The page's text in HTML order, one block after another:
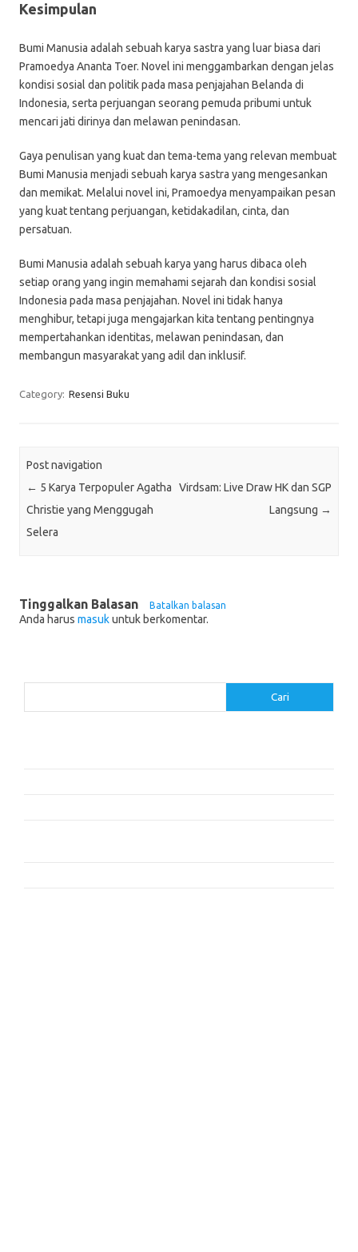
Kesimpulan
Bumi Manusia adalah sebuah karya sastra yang luar biasa dari
Pramoedya Ananta Toer. Novel ini menggambarkan dengan jelas
kondisi sosial dan politik pada masa penjajahan Belanda di
Indonesia, serta perjuangan seorang pemuda pribumi untuk
mencari jati dirinya dan melawan penindasan.
Gaya penulisan yang kuat dan tema-tema yang relevan membuat
Bumi Manusia menjadi sebuah karya sastra yang mengesankan
dan memikat. Melalui novel ini, Pramoedya menyampaikan pesan
yang kuat tentang perjuangan, ketidakadilan, cinta, dan
persatuan.
Bumi Manusia adalah sebuah karya yang harus dibaca oleh
setiap orang yang ingin memahami sejarah dan kondisi sosial
Indonesia pada masa penjajahan. Novel ini tidak hanya
menghibur, tetapi juga mengajarkan kita tentang pentingnya
mempertahankan identitas, melawan penindasan, dan
membangun masyarakat yang adil dan inklusif.
Category: Resensi Buku
Post navigation
← 5 Karya Terpopuler Agatha
Christie yang Menggugah
Selera
Virdsam: Live Draw HK dan SGP
Langsung →
Tinggalkan Balasan Batalkan balasan
Anda harus masukuntuk berkomentar.
Cari